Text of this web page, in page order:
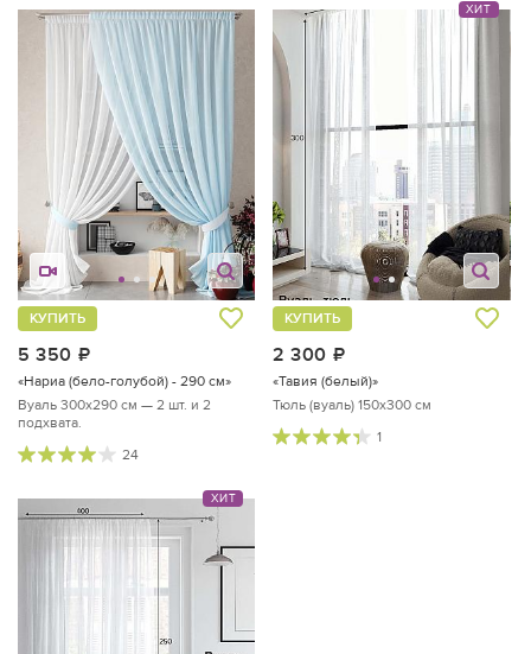
5 350
КУПИТЬ
«Нариа (бело-голубой) - 290 см»
Вуаль 300х290 см — 2 шт. и 2
подхвата.
24
ХИТ
2 300
КУПИТЬ
«Тавия (белый)»
Тюль (вуаль) 150х300 см
1
ХИТ